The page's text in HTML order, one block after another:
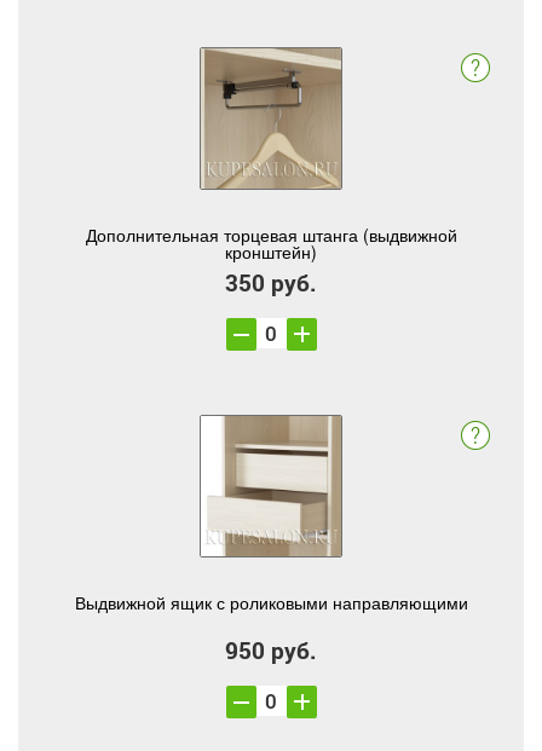
Дополнительная торцевая штанга (выдвижной
кронштейн)
350 руб.
Выдвижной ящик с роликовыми направляющими
950 руб.